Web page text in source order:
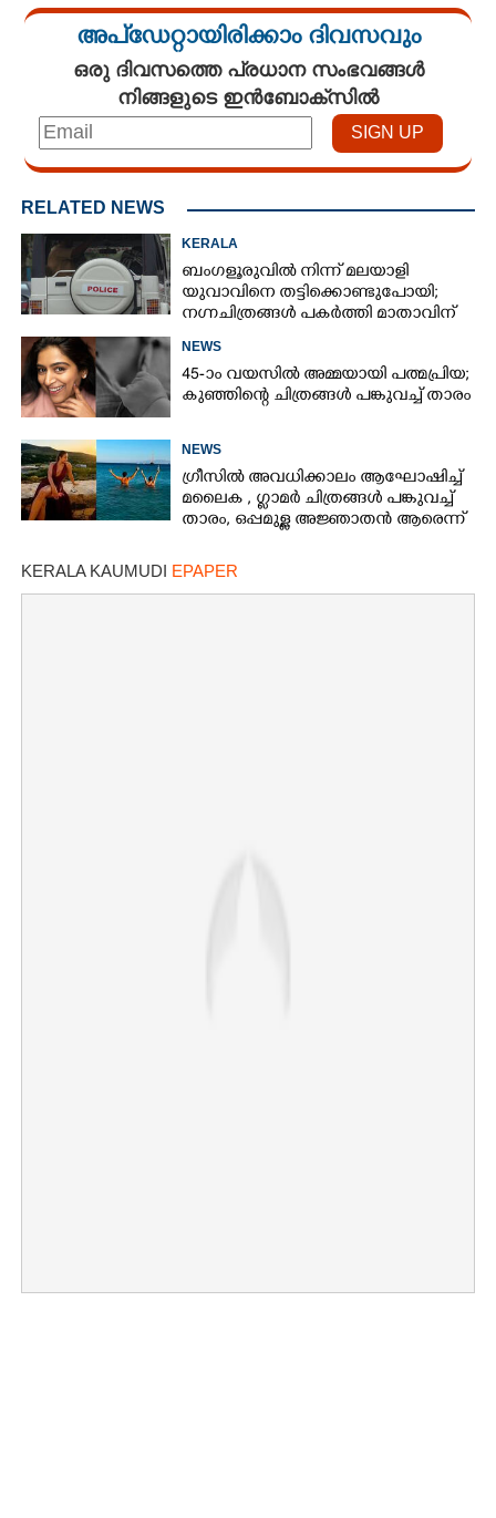
അപ്ഡേറ്റായിരിക്കാം ദിവസവും
ഒരു ദിവസത്തെ പ്രധാന സംഭവങ്ങൾ
നിങ്ങളുടെ ഇൻബോക്സിൽ
RELATED NEWS
KERALA
ബംഗളൂരുവിൽ നിന്ന് മലയാളി
യുവാവിനെ തട്ടിക്കൊണ്ടുപോയി;
നഗ്നചിത്രങ്ങൾ പകർത്തി മാതാവിന്
NEWS
45-ാം വയസിൽ അമ്മയായി പത്മപ്രിയ;
കുഞ്ഞിന്റെ ചിത്രങ്ങൾ പങ്കുവച്ച് താരം
NEWS
ഗ്രീസിൽ അവധിക്കാലം ആഘോഷിച്ച്
മലൈക ,​ ഗ്ലാമർ ചിത്രങ്ങൾ പങ്കുവച്ച്
താരം,​ ഒപ്പമുള്ള അജ്ഞാതൻ ആരെന്ന്
KERALA KAUMUDI EPAPER